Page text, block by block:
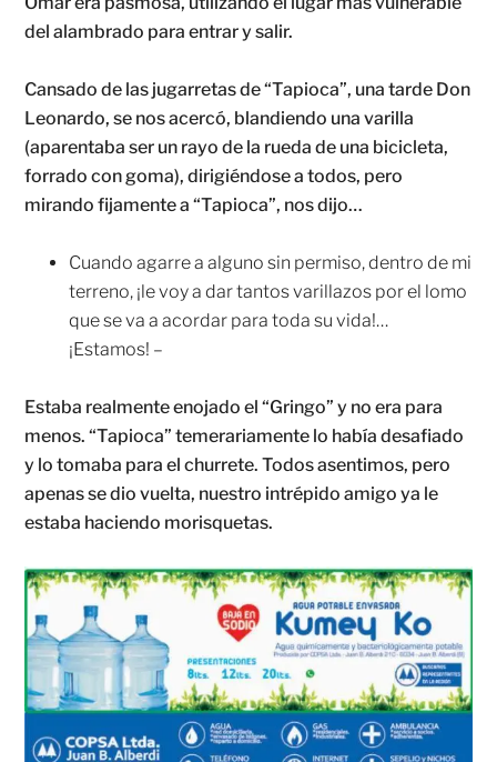
del alambrado para entrar y salir.
Cansado de las jugarretas de “Tapioca”, una tarde Don
Leonardo, se nos acercó, blandiendo una varilla
(aparentaba ser un rayo de la rueda de una bicicleta,
forrado con goma), dirigiéndose a todos, pero
mirando fijamente a “Tapioca”, nos dijo…
Cuando agarre a alguno sin permiso, dentro de mi
terreno, ¡le voy a dar tantos varillazos por el lomo
que se va a acordar para toda su vida!…
¡Estamos! –
Estaba realmente enojado el “Gringo” y no era para
menos. “Tapioca” temerariamente lo había desafiado
y lo tomaba para el churrete. Todos asentimos, pero
apenas se dio vuelta, nuestro intrépido amigo ya le
estaba haciendo morisquetas.